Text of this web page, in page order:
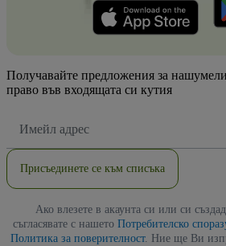
Получавайте предложения за
право във входящата си кутия
адрес
Присъединете се към списъка
Ако влезете в акаунта си или си
съгласявате с нашето Потребителско
Политика за поверителност. Ние ще Ви